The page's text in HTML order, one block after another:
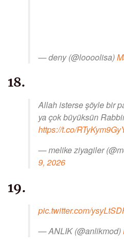
— deny (@loooolisa)
18.
Allah isterse şöyle bir
ya çok büyüksün
https://t.co/
— melike ziyagiler
9, 2026
19.
pic.twitter.com/
— ANLIK (@anlikmod)